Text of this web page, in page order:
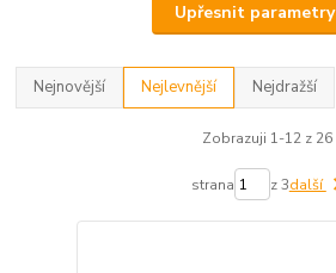
Upřesnit parametry
Nejnovější Nejlevnější Nejdražší
Zobrazuji 1-12 z 26
strana z 3další